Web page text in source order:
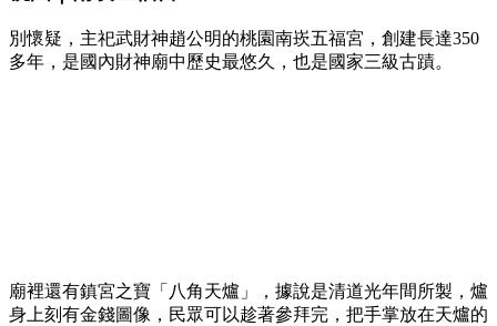
別懷疑，主祀武財神趙公明的桃園南崁五福宮，創建長達350
多年，是國內財神廟中歷史最悠久，也是國家三級古蹟。
廟裡還有鎮宮之寶「八角天爐」，據說是清道光年間所製，爐
身上刻有金錢圖像，民眾可以趁著參拜完，把手掌放在天爐的